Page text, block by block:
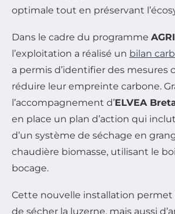
optimale tout en préservant
Dans le cadre du programme
l’exploitation a réalisé un bilan
a permis d’identifier des mesures
réduire leur empreinte carbone.
l’accompagnement d’ELVEA
en place un plan d’action qui
d’un système de séchage en
chaudière biomasse, utilisant le
bocage.
Cette nouvelle installation
de sécher la luzerne, mais aussi